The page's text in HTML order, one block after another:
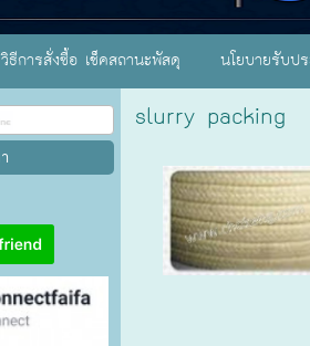
วิธีการสั่งซื้อ เช็คสถานะพัสดุ นโยบายรับป
slurry packing